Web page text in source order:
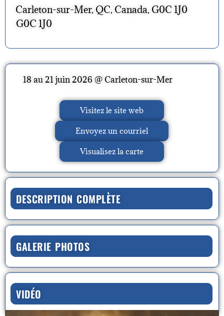
Carleton-sur-Mer, QC, Canada, G0C 1J0
G0C 1J0
18 au 21 juin 2026 @ Carleton-sur-Mer
Visitez le site web
Envoyez un courriel
Visualisez la carte
DESCRIPTION COMPLÈTE
GALERIE PHOTOS
VIDÉO